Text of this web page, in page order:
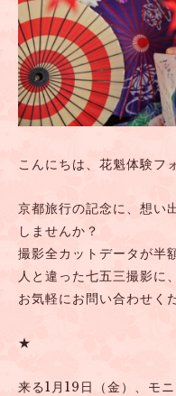
報】
1/19
社・
こんにちは、花魁体験フ
京都旅行の記念に、想い
しませんか？
撮影全カットデータが半
人と違った七五三撮影に
お気軽にお問い合わせく
★
来る1 月19日（金）、モ